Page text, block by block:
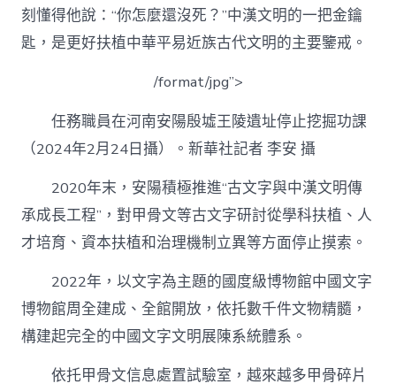
刻懂得他說：“你怎麼還沒死？”中漢文明的一把金鑰
匙，是更好扶植中華平易近族古代文明的主要鑒戒。
/format/jpg”>
任務職員在河南安陽殷墟王陵遺址停止挖掘功課
（2024年2月24日攝）。新華社記者 李安 攝
2020年末，安陽積極推進“古文字與中漢文明傳
承成長工程”，對甲骨文等古文字研討從學科扶植、人
才培育、資本扶植和治理機制立異等方面停止摸索。
2022年，以文字為主題的國度級博物館中國文字
博物館周全建成、全館開放，依托數千件文物精髓，
構建起完全的中國文字文明展陳系統體系。
依托甲骨文信息處置試驗室，越來越多甲骨碎片